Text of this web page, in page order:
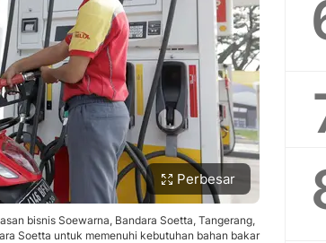
Perbesar
bisnis Soewarna, Bandara Soetta, Tangerang,
Soetta untuk memenuhi kebutuhan bahan bakar